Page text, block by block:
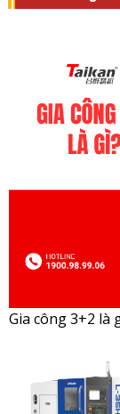
Gia công 3+2 là